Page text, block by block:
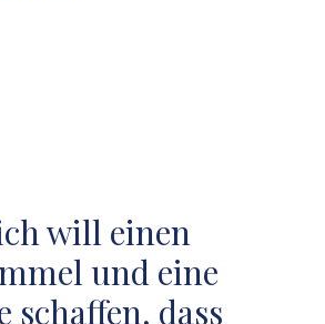
will einen
und eine
schaffen, dass